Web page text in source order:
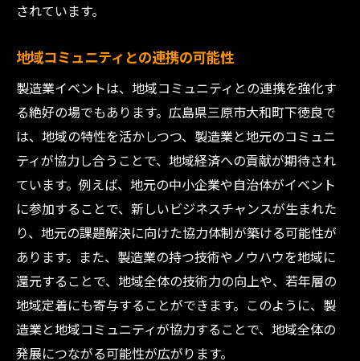
されています。
地域コミュニティとの連携の可能性
製造業イベントは、地域コミュニティとの連携を強化す
る絶好の場でもあります。広島県三原市大和町下徳良で
は、地域の特性を活かしつつ、製造業と地元のコミュニ
ティが協力し合うことで、地域経済への貢献が期待され
ています。例えば、地元の中小企業や自治体がイベント
に参加することで、新しいビジネスチャンスが生まれた
り、地元の課題解決に向けた協力体制が築ける可能性が
あります。また、製造業の持つ技術やノウハウを地域に
還元することで、地域全体の技術力の向上や、若年層の
地域定着にも寄与することができます。このように、製
造業と地域コミュニティが協力することで、地域全体の
発展につながる可能性が広がります。